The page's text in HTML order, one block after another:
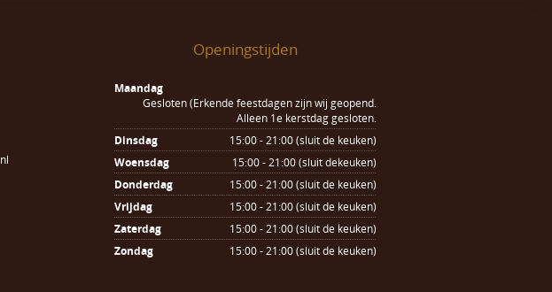
Openingstijden
Maandag
Gesloten (Erkende feestdagen zijn wij geopend.
Alleen 1e kerstdag gesloten.
Dinsdag
15:00 - 21:00 (sluit de keuken)
Woensdag
15:00 - 21:00 (sluit dekeuken)
Donderdag
15:00 - 21:00 (sluit de keuken)
Vrijdag
15:00 - 21:00 (sluit de keuken)
Zaterdag
15:00 - 21:00 (sluit de keuken)
Zondag
15:00 - 21:00 (sluit de keuken)